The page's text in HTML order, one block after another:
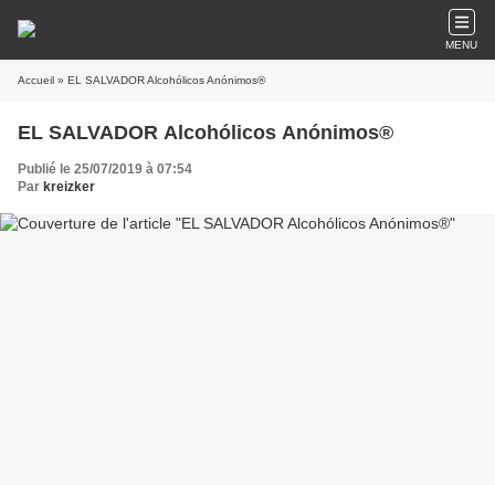
MENU
Accueil » EL SALVADOR Alcohólicos Anónimos®
EL SALVADOR Alcohólicos Anónimos®
Publié le 25/07/2019 à 07:54
Par kreizker